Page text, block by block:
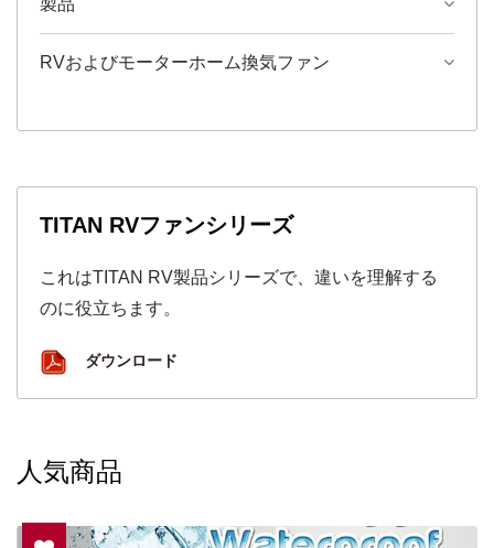
製品
RVおよびモーターホーム換気ファン
TITAN RVファンシリーズ
これはTITAN RV製品シリーズで、違いを理解する
のに役立ちます。
ダウンロード
人気商品